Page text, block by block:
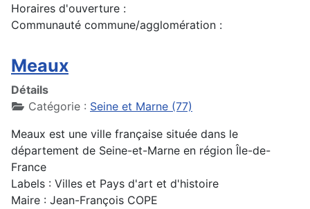
Horaires d'ouverture :
Communauté commune/agglomération :
Meaux
Détails
Catégorie : Seine et Marne (77)
Meaux est une ville française située dans le
département de Seine-et-Marne en région Île-de-
France
Labels : Villes et Pays d'art et d'histoire
Maire : Jean-François COPE